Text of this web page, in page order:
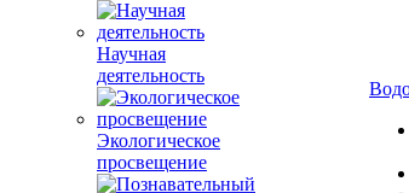
Научная
деятельность
Экологическое
просвещение